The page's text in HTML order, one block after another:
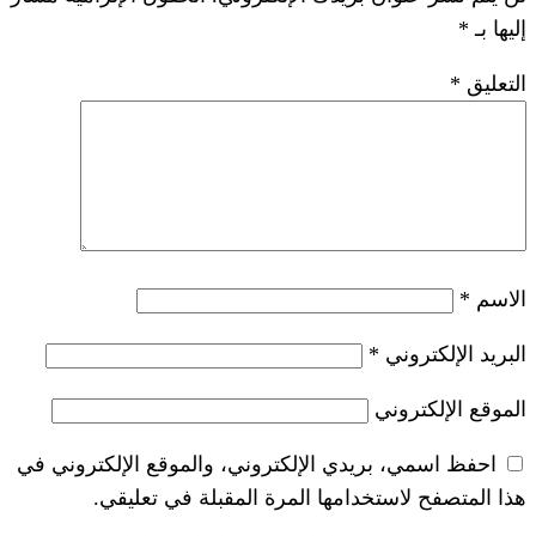
*
الإلكتروني، والموقع الإلكتروني في
المرة المقبلة في تعليقي.